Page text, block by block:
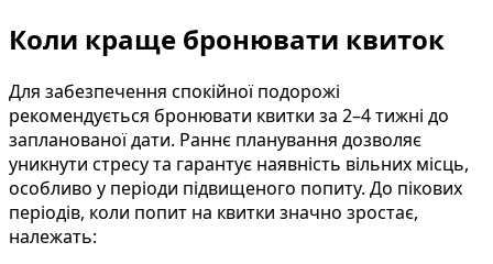
Коли краще бронювати квиток
Для забезпечення спокійної подорожі
рекомендується бронювати квитки за 2–4 тижні до
запланованої дати. Раннє планування дозволяє
уникнути стресу та гарантує наявність вільних місць,
особливо у періоди підвищеного попиту. До пікових
періодів, коли попит на квитки значно зростає,
належать: